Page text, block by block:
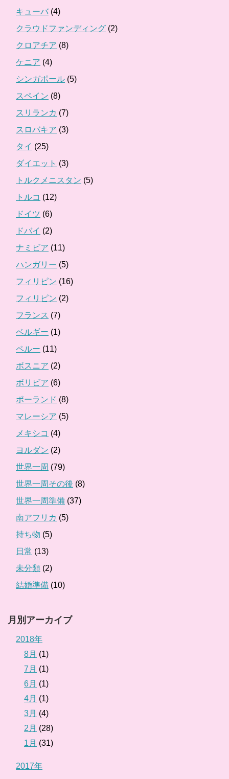
キューバ(4)
クラウドファンディング (2)
クロアチア (8)
ケニア (4)
シンガポール (5)
スペイン (8)
スリランカ (7)
スロバキア (3)
タイ (25)
ダイエット (3)
トルクメニスタン (5)
トルコ (12)
ドイツ (6)
ドバイ (2)
ナミビア (11)
ハンガリー (5)
フィリピン (16)
フィリピン (2)
フランス (7)
ベルギー (1)
ペルー (11)
ボスニア (2)
ボリビア (6)
ポーランド (8)
マレーシア (5)
メキシコ (4)
ヨルダン (2)
世界一周 (79)
世界一周その後 (8)
世界一周準備 (37)
南アフリカ (5)
持ち物 (5)
日常 (13)
未分類 (2)
結婚準備 (10)
月別アーカイブ
2018年
8月 (1)
7月 (1)
6月 (1)
4月 (1)
3月 (4)
2月 (28)
1月 (31)
2017年